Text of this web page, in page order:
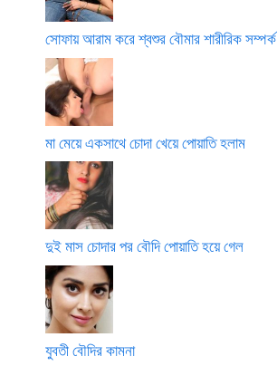
সোফায় আরাম করে শ্বশুর বৌমার শারীরিক সম্পর্ক
মা মেয়ে একসাথে চোদা খেয়ে পোয়াতি হলাম
দুই মাস চোদার পর বৌদি পোয়াতি হয়ে গেল
যুবতী বৌদির কামনা